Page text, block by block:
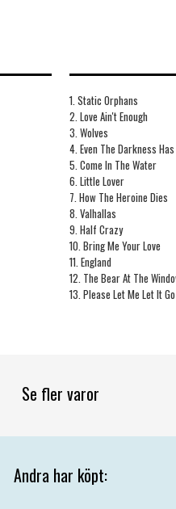
1. Static Orphans
2. Love Ain't Enough
3. Wolves
4. Even The Darkness
5. Come In The Water
6. Little Lover
7. How The Heroine Dies
8. Valhallas
9. Half Crazy
10. Bring Me Your Love
11. England
12. The Bear At The
13. Please Let Me Let It Go
Se fler varor
Andra har köpt: